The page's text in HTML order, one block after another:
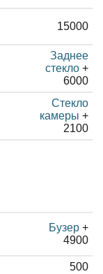
15000
Заднее
стекло+
6000
Стекло
камеры +
2100
Бузер+
4900
500